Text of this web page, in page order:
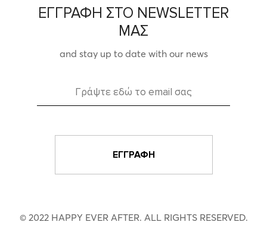
ΕΓΓΡΑΦΗ ΣΤΟ NEWSLETTER
ΜΑΣ
and stay up to date with our news
© 2022 HAPPY EVER AFTER. ALL RIGHTS RESERVED.